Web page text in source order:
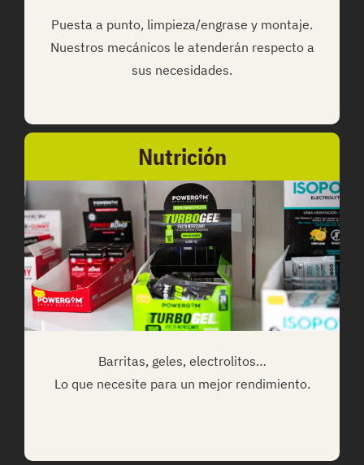
Puesta a punto, limpieza/engrase y montaje.
Nuestros mecánicos le atenderán respecto a
sus necesidades.
Nutrición
Barritas, geles, electrolitos…
Lo que necesite para un mejor rendimiento.